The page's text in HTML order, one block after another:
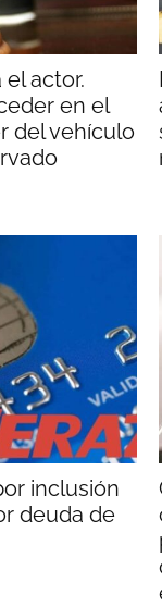
actor.
en el
del vehículo
inclusión
deuda de